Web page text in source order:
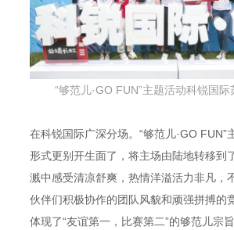
“够范儿·GO FUN”主题活动科锐国际
在科锐国际广深分场。“够范儿·GO FUN”
形式更别开生面了，将主场由陆地转移到
溅中感受清凉舒爽，热情洋溢活力非凡，
伙伴们积极协作的团队风貌和顽强拼搏的
体现了“友谊第一，比赛第二”的够范儿宗